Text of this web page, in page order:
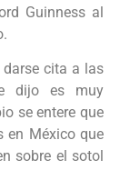
Guinness al
cita a las
dijo es muy
se entere que
en México que
sobre el sotol